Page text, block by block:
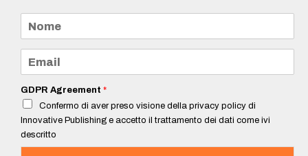
m
e
a
i
*
GDPR Agreement *
Confermo di aver preso visione della privacy policy di
Innovative Publishing e accetto il trattamento dei dati come ivi
descritto